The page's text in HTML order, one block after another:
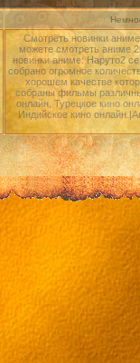
Смотреть новинки
можете смотреть аниме
новинки аниме: Наруто2
собрано огромное
хорошем качестве
собраны фильмы
онлайн, Турецкое кино
Индийское кино